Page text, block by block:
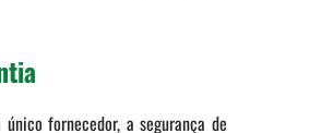
fornecedor, a segurança de